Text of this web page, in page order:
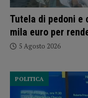
Tutela di pedoni
mila euro per
5 Agosto 2026
POLITICA